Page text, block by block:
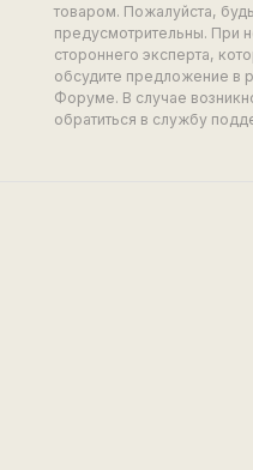
товаром. Пожалуйста,
предусмотрительны. При
стороннего эксперта,
обсудите предложение в
Форуме. В случае
обратиться в службу